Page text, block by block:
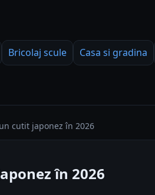
Bricolaj scule Casa si gradina
cutit japonez în 2026
în 2026